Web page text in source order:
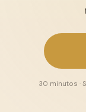
30 minutos ·